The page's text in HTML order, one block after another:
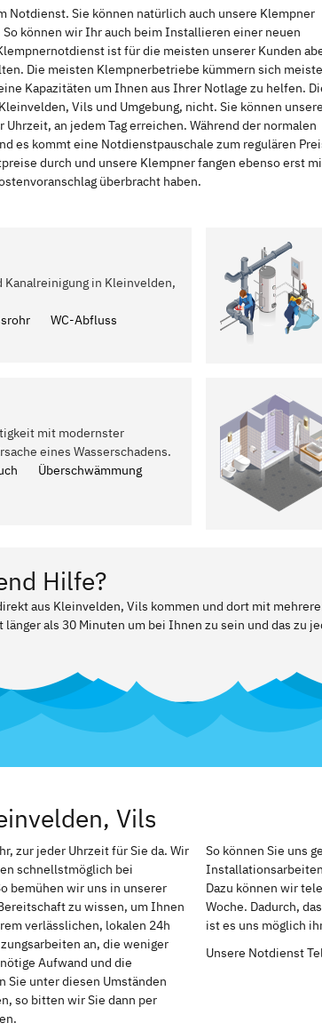
Notdienst. Sie können natürlich auch unsere Klempner
können wir Ihr auch beim Installieren einer neuen
ist für die meisten unserer Kunden
Die meisten Klempnerbetriebe kümmern sich
Kapazitäten um Ihnen aus Ihrer Notlage zu helfen.
Vils und Umgebung, nicht. Sie können
an jedem Tag erreichen. Während der normalen
es kommt eine Notdienstpauschale zum regulären
durch und unsere Klempner fangen ebenso erst
überbracht haben.
in Kleinvelden,
WC-Abfluss
mit modernster
eines Wasserschadens.
Überschwämmung
Hilfe?
aus Kleinvelden, Vils kommen und dort mit
als 30 Minuten um bei Ihnen zu sein und das zu
Vils
zur jeder Uhrzeit für Sie da. Wir
schnellstmöglich bei
bemühen wir uns in unserer
zu wissen, um Ihnen
verlässlichen, lokalen 24h
an, die weniger
Aufwand und die
Sie unter diesen Umständen
so bitten wir Sie dann per
So können Sie uns
Dazu können wir
Woche. Dadurch,
ist es uns möglich
Unsere Notdienst